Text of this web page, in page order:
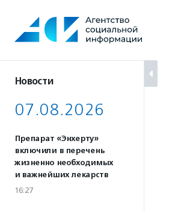
содержанию
Новости
07.08.2026
Препарат «Энхерту»
включили в перечень
жизненно необходимых
и важнейших лекарств
16:27